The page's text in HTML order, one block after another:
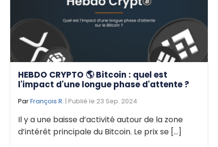
HEBDO CRYPTO 🌎 Bitcoin : quel est
l'impact d'une longue phase d'attente ?
ParFrançois R. | Publié le 23 Sep. 2024
Il y a une baisse d’activité autour de la zone
d’intérêt principale du Bitcoin. Le prix se [...]